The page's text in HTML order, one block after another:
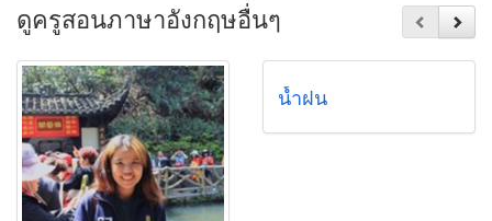
ดูครูสอนภาษาอังกฤษอื่นๆ
น้ำฝน